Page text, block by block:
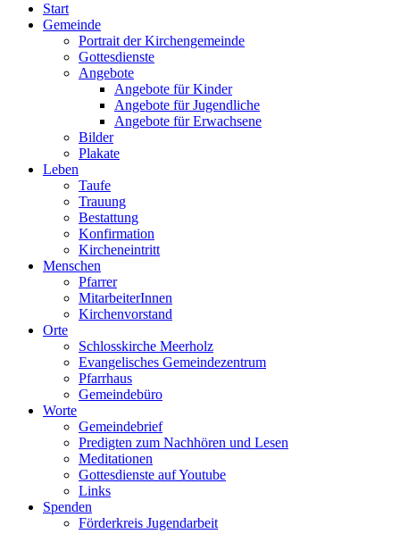
Start
Gemeinde
Portrait der Kirchengemeinde
Gottesdienste
Angebote
Angebote für Kinder
Angebote für Jugendliche
Angebote für Erwachsene
Bilder
Plakate
Leben
Taufe
Trauung
Bestattung
Konfirmation
Kircheneintritt
Menschen
Pfarrer
MitarbeiterInnen
Kirchenvorstand
Orte
Schlosskirche Meerholz
Evangelisches Gemeindezentrum
Pfarrhaus
Gemeindebüro
Worte
Gemeindebrief
Predigten zum Nachhören und Lesen
Meditationen
Gottesdienste auf Youtube
Links
Spenden
Förderkreis Jugendarbeit